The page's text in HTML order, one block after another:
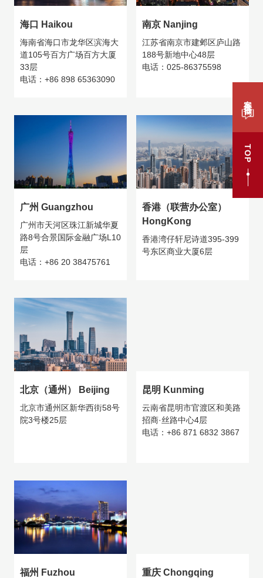
TOP
海口 Haikou
海南省海口市龙华区滨海大
道105号百方广场百方大厦
33层
电话：+86 898 65363090
南京 Nanjing
江苏省南京市建邺区庐山路
188号新地中心48层
电话：025-86375598
广州 Guangzhou
广州市天河区珠江新城华夏
路8号合景国际金融广场L10
层
电话：+86 20 38475761
香港（联营办公室）
HongKong
香港湾仔轩尼诗道395-399
号东区商业大厦6层
北京（通州） Beijing
北京市通州区新华西街58号
院3号楼25层
昆明 Kunming
云南省昆明市官渡区和美路
招商·丝路中心4层
电话：+86 871 6832 3867
福州 Fuzhou 重庆 Chongqing